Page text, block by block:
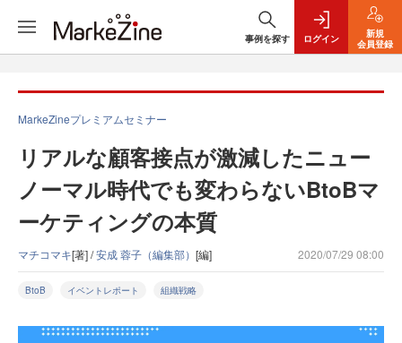
事例を探す ログイン
新規
会員登録
MarkeZineプレミアムセミナー
リアルな顧客接点が激減したニュー
ノーマル時代でも変わらないBtoBマ
ーケティングの本質
マチコマキ[著] /安成 蓉子（編集部） [編] 2020/07/29 08:00
BtoB イベントレポート 組織戦略